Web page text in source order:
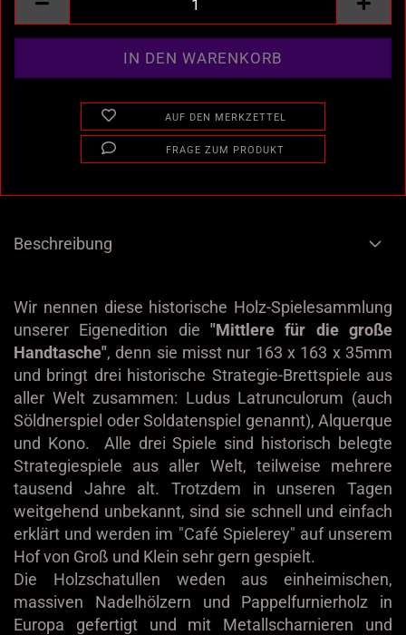
AUF DEN MERKZETTEL
FRAGE ZUM PRODUKT
Beschreibung
Wir nennen diese historische Holz-Spielesammlung
unserer Eigenedition die "Mittlere für die große
Handtasche", denn sie misst nur 163 x 163 x 35mm
und bringt drei historische Strategie-Brettspiele aus
aller Welt zusammen: Ludus Latrunculorum (auch
Söldnerspiel oder Soldatenspiel genannt), Alquerque
und Kono. Alle drei Spiele sind historisch belegte
Strategiespiele aus aller Welt, teilweise mehrere
tausend Jahre alt. Trotzdem in unseren Tagen
weitgehend unbekannt, sind sie schnell und einfach
erklärt und werden im "Café Spielerey" auf unserem
Hof von Groß und Klein sehr gern gespielt.
Die Holzschatullen weden aus einheimischen,
massiven Nadelhölzern und Pappelfurnierholz in
Europa gefertigt und mit Metallscharnieren und